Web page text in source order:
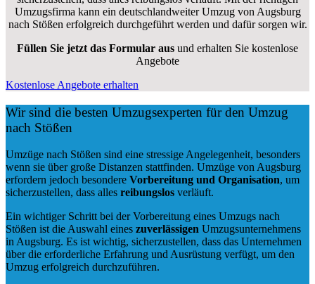
Umzugsfirma kann ein deutschlandweiter Umzug von Augsburg
nach Stößen erfolgreich durchgeführt werden und dafür sorgen wir.
Füllen Sie jetzt das Formular aus und erhalten Sie kostenlose
Angebote
Kostenlose Angebote erhalten
Wir sind die besten Umzugsexperten für den Umzug
nach Stößen
Umzüge nach Stößen sind eine stressige Angelegenheit, besonders
wenn sie über große Distanzen stattfinden. Umzüge von Augsburg
erfordern jedoch besondere Vorbereitung und Organisation, um
sicherzustellen, dass alles reibungslos verläuft.
Ein wichtiger Schritt bei der Vorbereitung eines Umzugs nach
Stößen ist die Auswahl eines zuverlässigen Umzugsunternehmens
in Augsburg. Es ist wichtig, sicherzustellen, dass das Unternehmen
über die erforderliche Erfahrung und Ausrüstung verfügt, um den
Umzug erfolgreich durchzuführen.